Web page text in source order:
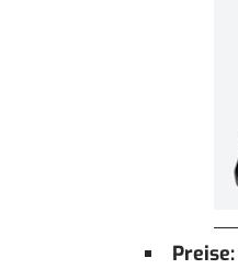
Preise: